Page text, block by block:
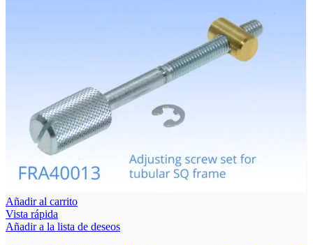
Añadir al carrito
Vista rápida
Añadir a la lista de deseos